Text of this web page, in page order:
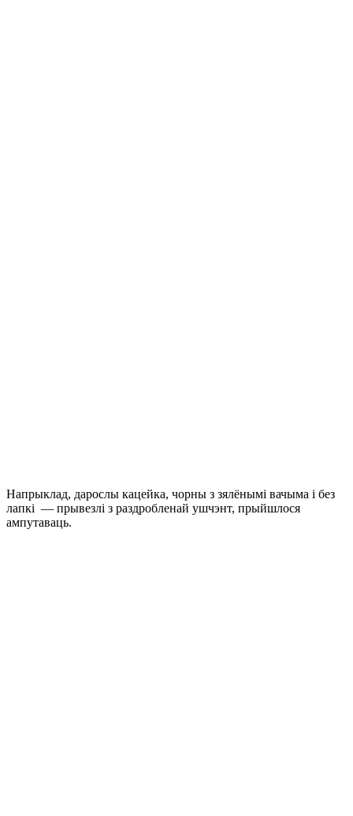
Напрыклад, дарослы кацейка, чорны з зялёнымі вачыма і без
лапкі — прывезлі з раздробленай ушчэнт, прыйшлося
ампутаваць.